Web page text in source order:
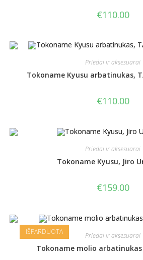
€110.00
Priedai ir aksesuarai
Tokoname Kyusu arbatinukas,
€110.00
Priedai ir aksesuarai
Tokoname Kyusu, Jiro
€159.00
IŠPARDUOTA Priedai ir aksesuarai
Tokoname molio arbatinukas